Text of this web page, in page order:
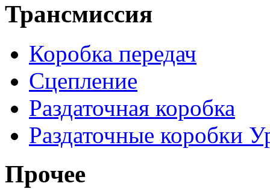
Трансмиссия
Коробка передач
Сцепление
Раздаточная коробка
Раздаточные коробки
Прочее